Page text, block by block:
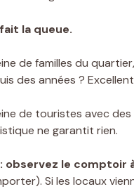
la queue.
de familles du
des années ?
de touristes avec
ne garantit rien.
observez le comptoir
Si les locaux